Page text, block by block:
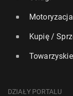
Motoryzacja
Kupię /
Towarzyskie
DZIAŁY PORTALU